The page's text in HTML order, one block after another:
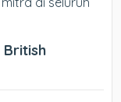
British